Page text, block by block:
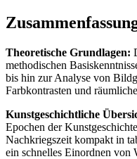
Theoretische Grundlagen:
methodischen
bis hin zur Analyse von
Farbkontrasten und
Kunstgeschichtliche
Epochen der
Nachkriegszeit kompakt in
ein schnelles Einordnen von